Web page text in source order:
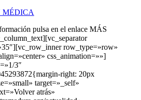
MÉDICA
pulsa en el enlace MÁS
row_type=»row»
css_animation=»»]
3″
right: 20px
target=»_self»
atrás»